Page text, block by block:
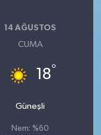
14 AĞUSTOS
CUMA
18°
Güneşli
Nem: %60